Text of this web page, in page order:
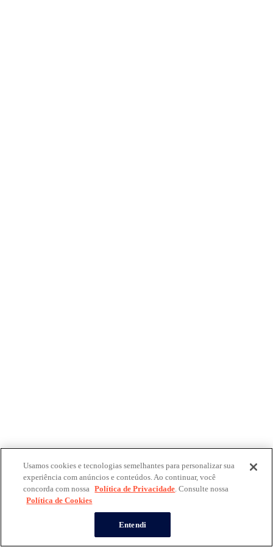
Usamos cookies e tecnologias semelhantes para personalizar sua
experiência com anúncios e conteúdos. Ao continuar, você
concorda com nossa Política de Privacidade. Consulte nossa
Política de Cookies
Entendi